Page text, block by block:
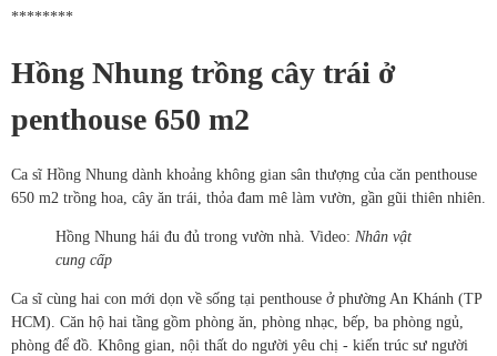
********
Hồng Nhung trồng cây trái ở
penthouse 650 m2
Ca sĩ Hồng Nhung dành khoảng không gian sân thượng của căn penthouse
650 m2 trồng hoa, cây ăn trái, thỏa đam mê làm vườn, gần gũi thiên nhiên.
Hồng Nhung hái đu đủ trong vườn nhà. Video: Nhân vật
cung cấp
Ca sĩ cùng hai con mới dọn về sống tại penthouse ở phường An Khánh (TP
HCM). Căn hộ hai tầng gồm phòng ăn, phòng nhạc, bếp, ba phòng ngủ,
phòng để đồ. Không gian, nội thất do người yêu chị - kiến trúc sư người